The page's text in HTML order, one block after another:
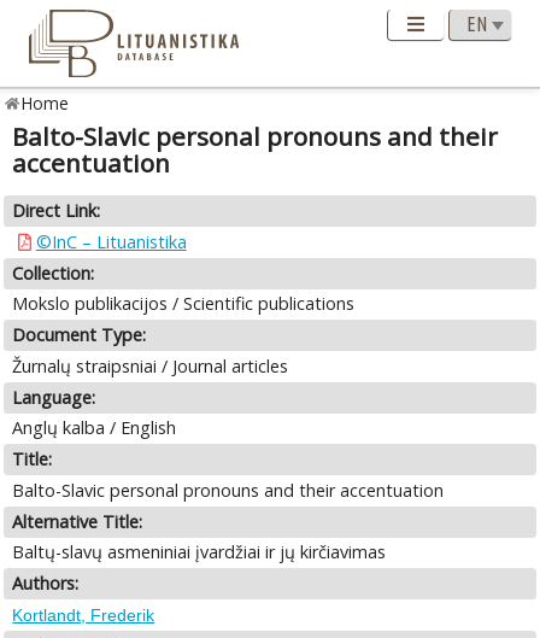
Home
Balto-Slavic personal pronouns and their
accentuation
Direct Link:
©InC – Lituanistika
Collection:
Mokslo publikacijos / Scientific publications
Document Type:
Žurnalų straipsniai / Journal articles
Language:
Anglų kalba / English
Title:
Balto-Slavic personal pronouns and their accentuation
Alternative Title:
Baltų-slavų asmeniniai įvardžiai ir jų kirčiavimas
Authors:
Kortlandt, Frederik